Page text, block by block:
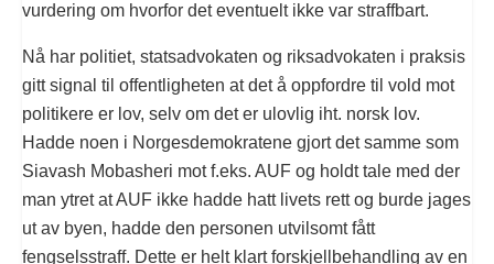
vurdering om hvorfor det eventuelt ikke var straffbart.
Nå har politiet, statsadvokaten og riksadvokaten i praksis
gitt signal til offentligheten at det å oppfordre til vold mot
politikere er lov, selv om det er ulovlig iht. norsk lov.
Hadde noen i Norgesdemokratene gjort det samme som
Siavash Mobasheri mot f.eks. AUF og holdt tale med der
man ytret at AUF ikke hadde hatt livets rett og burde jages
ut av byen, hadde den personen utvilsomt fått
fengselsstraff. Dette er helt klart forskjellbehandling av en